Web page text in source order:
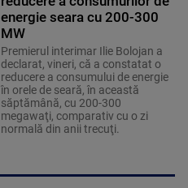
energie seara cu 200-300
MW
Premierul interimar Ilie Bolojan a
declarat, vineri, că a constatat o
reducere a consumului de energie
în orele de seară, în această
săptămână, cu 200-300
megawaţi, comparativ cu o zi
normală din anii trecuţi.